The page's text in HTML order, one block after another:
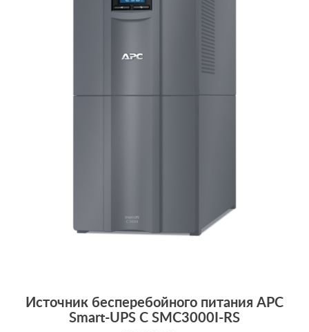
Источник бесперебойного питания APC
Smart-UPS C SMC3000I-RS